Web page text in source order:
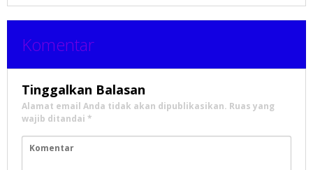
Komentar
Tinggalkan Balasan
Alamat email Anda tidak akan dipublikasikan. Ruas yang
wajib ditandai *